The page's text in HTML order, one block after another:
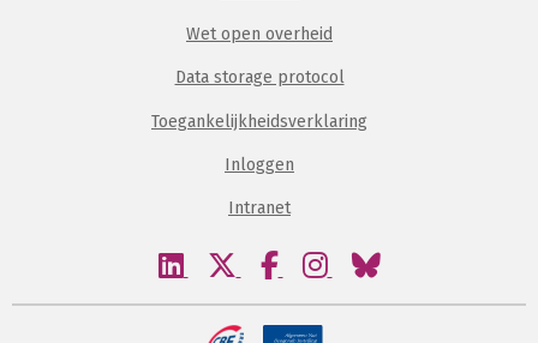
Wet open overheid
Data storage protocol
Toegankelijkheidsverklaring
Inloggen
Intranet
Bezoek
linkedin
Bezoek
twitter
Bezoek
facebook
Bezoek
instagram
Bezoek